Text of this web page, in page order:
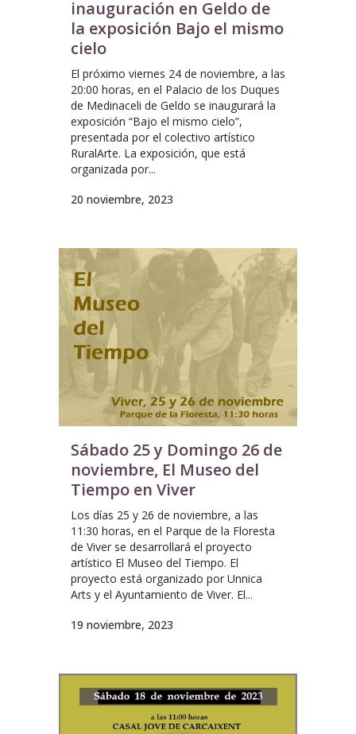
inauguración en Geldo de
la exposición Bajo el mismo
cielo
El próximo viernes 24 de noviembre, a las
20:00 horas, en el Palacio de los Duques
de Medinaceli de Geldo se inaugurará la
exposición “Bajo el mismo cielo”,
presentada por el colectivo artístico
RuralArte. La exposición, que está
organizada por...
20 noviembre, 2023
Sábado 25 y Domingo 26 de
noviembre, El Museo del
Tiempo en Viver
Los días 25 y 26 de noviembre, a las
11:30 horas, en el Parque de la Floresta
de Viver se desarrollará el proyecto
artístico El Museo del Tiempo. El
proyecto está organizado por Unnica
Arts y el Ayuntamiento de Viver. El...
19 noviembre, 2023